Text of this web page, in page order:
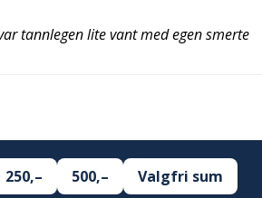
tannlegen lite vant med egen smerte
250,– 500,– Valgfri sum